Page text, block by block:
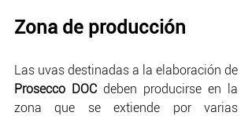
Zona de producción
Prosecco DOC deben producirse en la
zona que se extiende por varias